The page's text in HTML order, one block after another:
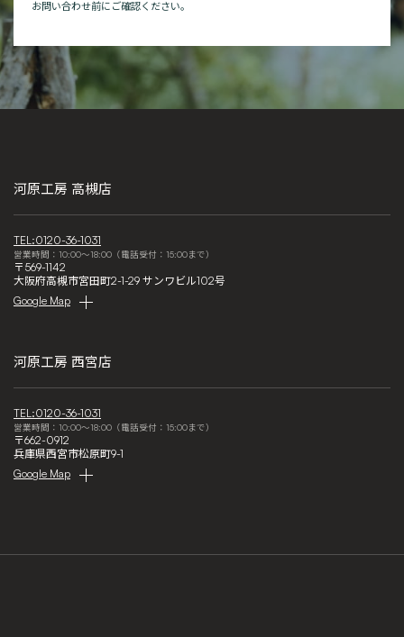
お問い合わせ前にご確認ください。
河原工房 高槻店
TEL:0120-36-1031
営業時間：10:00～18:00（電話受付：15:00まで）
〒569-1142
大阪府高槻市宮田町2-1-29 サンワビル102号
Google Map
河原工房 西宮店
TEL:0120-36-1031
営業時間：10:00～18:00（電話受付：15:00まで）
〒662-0912
兵庫県西宮市松原町9-1
Google Map